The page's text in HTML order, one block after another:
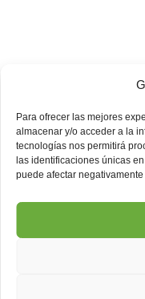
Para ofrecer las mejores
almacenar y/o acceder a la
tecnologías nos permitirá
las identificaciones únicas
puede afectar